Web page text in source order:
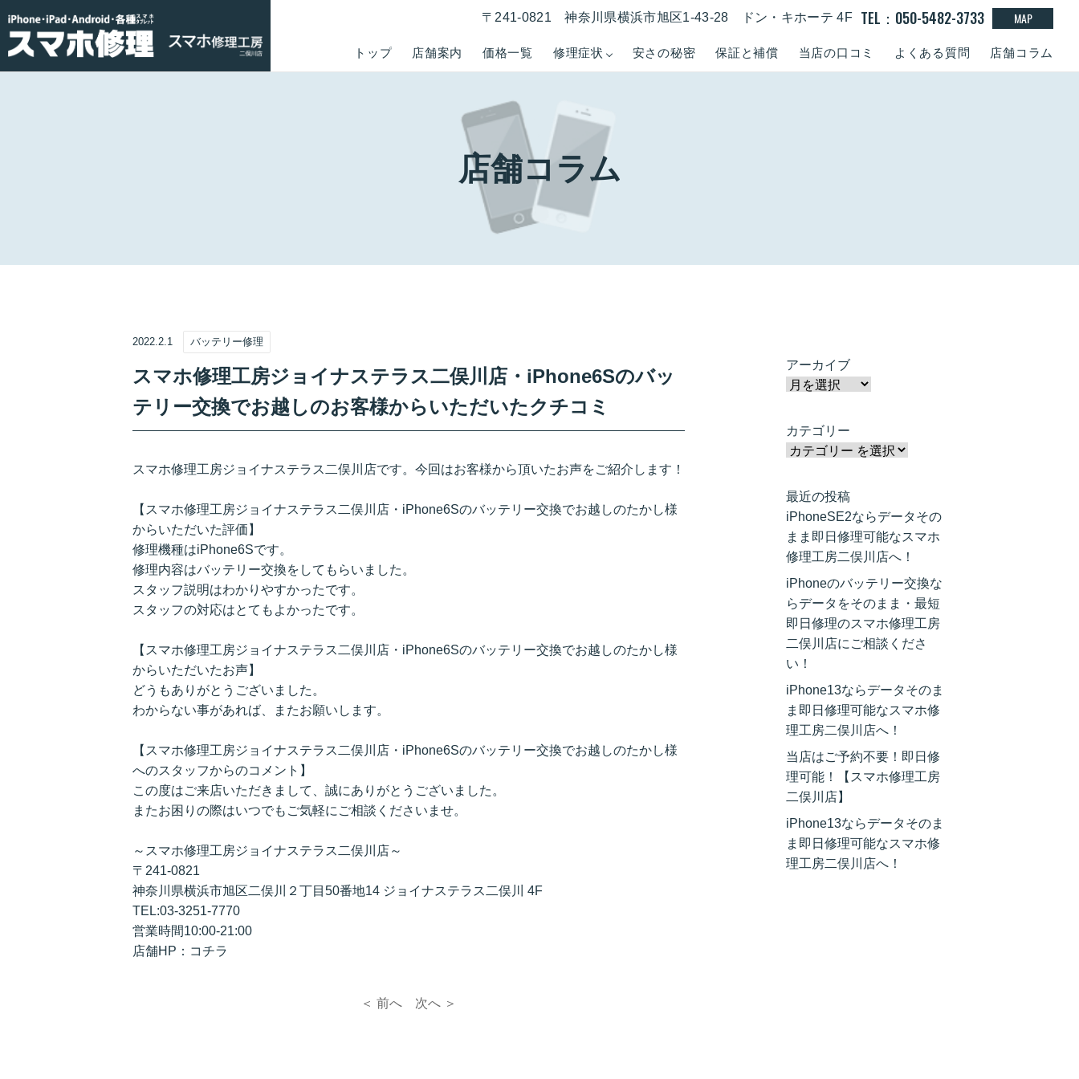
トップ 店舗案内 価格一覧 修理症状 安さの秘密 保証と補償 当店の口コミ よくある質問 店舗コラム
〒241-0821 神奈川県横浜市旭区1-43-28 ドン・キホーテ 4F TEL：050-5482-3733 MAP
店舗コラム
2022.2.1 バッテリー修理
スマホ修理工房ジョイナステラス二俣川店・iPhone6Sのバッ
テリー交換でお越しのお客様からいただいたクチコミ
スマホ修理工房ジョイナステラス二俣川店です。今回はお客様から頂いたお声をご紹介します！
【スマホ修理工房ジョイナステラス二俣川店・iPhone6Sのバッテリー交換でお越しのたかし様
からいただいた評価】
修理機種はiPhone6Sです。
修理内容はバッテリー交換をしてもらいました。
スタッフ説明はわかりやすかったです。
スタッフの対応はとてもよかったです。
【スマホ修理工房ジョイナステラス二俣川店・iPhone6Sのバッテリー交換でお越しのたかし様
からいただいたお声】
どうもありがとうございました。
わからない事があれば、またお願いします。
【スマホ修理工房ジョイナステラス二俣川店・iPhone6Sのバッテリー交換でお越しのたかし様
へのスタッフからのコメント】
この度はご来店いただきまして、誠にありがとうございました。
またお困りの際はいつでもご気軽にご相談くださいませ。
～スマホ修理工房ジョイナステラス二俣川店～
〒241-0821
神奈川県横浜市旭区二俣川２丁目50番地14 ジョイナステラス二俣川 4F
TEL:03-3251-7770
営業時間10:00-21:00
店舗HP： コチラ
＜ 前へ 次へ ＞
アーカイブ
カテゴリー
最近の投稿
iPhoneSE2ならデータその
まま即日修理可能なスマホ
修理工房二俣川店へ！
iPhoneのバッテリー交換な
らデータをそのまま・最短
即日修理のスマホ修理工房
二俣川店にご相談くださ
い！
iPhone13ならデータそのま
ま即日修理可能なスマホ修
理工房二俣川店へ！
当店はご予約不要！即日修
理可能！【スマホ修理工房
二俣川店】
iPhone13ならデータそのま
ま即日修理可能なスマホ修
理工房二俣川店へ！